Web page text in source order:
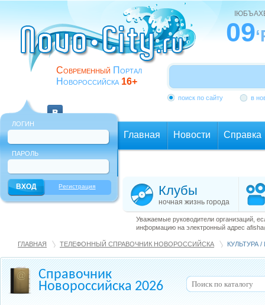
Современный Портал
Новороссийска 16+
09
поиск по сайту в
ЛОГИН
ПАРОЛЬ
Регистрация
Главная Новости Справка
Клубы
ночная жизнь города
Уважаемые руководители организаций,
информацию на электронный адрес
ГЛАВНАЯ ТЕЛЕФОННЫЙ СПРАВОЧНИК НОВОРОССИЙСКА КУЛЬТУРА
Справочник
Новороссийска 2026